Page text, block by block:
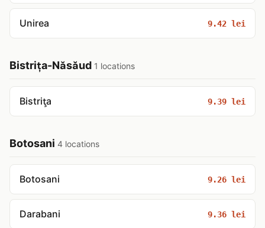
Unirea 9.42 lei
Bistrița-Năsăud 1 locations
Bistriţa 9.39 lei
Botosani 4 locations
Botosani 9.26 lei
Darabani 9.36 lei